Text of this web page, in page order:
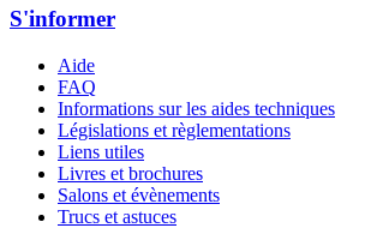
S'informer
Aide
FAQ
Informations sur les aides techniques
Législations et règlementations
Liens utiles
Livres et brochures
Salons et évènements
Trucs et astuces